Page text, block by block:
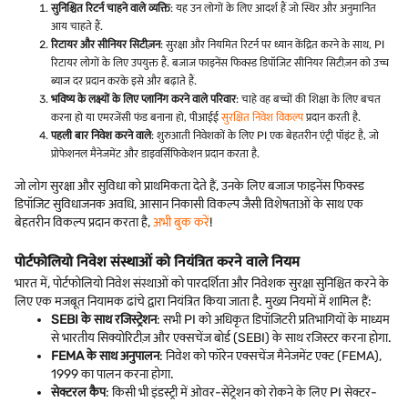
सुनिश्चित रिटर्न चाहने वाले व्यक्ति: यह उन लोगों के लिए आदर्श हैं जो स्थिर और अनुमानित
आय चाहते हैं.
रिटायर और सीनियर सिटीज़न: सुरक्षा और नियमित रिटर्न पर ध्यान केंद्रित करने के साथ, PI
रिटायर लोगों के लिए उपयुक्त हैं. बजाज फाइनेंस फिक्स्ड डिपॉजिट सीनियर सिटीज़न को उच्च
ब्याज दर प्रदान करके इसे और बढ़ाते हैं.
भविष्य के लक्ष्यों के लिए प्लानिंग करने वाले परिवार: चाहे वह बच्चों की शिक्षा के लिए बचत
करना हो या एमरजेंसी फंड बनाना हो, पीआईईसुरक्षित निवेश विकल्पप्रदान करती है.
पहली बार निवेश करने वाले: शुरुआती निवेशकों के लिए PI एक बेहतरीन एंट्री पॉइंट है, जो
प्रोफेशनल मैनेजमेंट और डाइवर्सिफिकेशन प्रदान करता है.
जो लोग सुरक्षा और सुविधा को प्राथमिकता देते हैं, उनके लिए बजाज फाइनेंस फिक्स्ड
डिपॉजिट सुविधाजनक अवधि, आसान निकासी विकल्प जैसी विशेषताओं के साथ एक
बेहतरीन विकल्प प्रदान करता है,अभी बुक करें!
पोर्टफोलियो निवेश संस्थाओं को नियंत्रित करने वाले नियम
भारत में, पोर्टफोलियो निवेश संस्थाओं को पारदर्शिता और निवेशक सुरक्षा सुनिश्चित करने के
लिए एक मजबूत नियामक ढांचे द्वारा नियंत्रित किया जाता है. मुख्य नियमों में शामिल हैं:
SEBI के साथ रजिस्ट्रेशन: सभी PI को अधिकृत डिपॉजिटरी प्रतिभागियों के माध्यम
से भारतीय सिक्योरिटीज़ और एक्सचेंज बोर्ड (SEBI) के साथ रजिस्टर करना होगा.
FEMA के साथ अनुपालन: निवेश को फॉरेन एक्सचेंज मैनेजमेंट एक्ट (FEMA),
1999 का पालन करना होगा.
सेक्टरल कैप: किसी भी इंडस्ट्री में ओवर-सेंट्रेशन को रोकने के लिए PI सेक्टर-